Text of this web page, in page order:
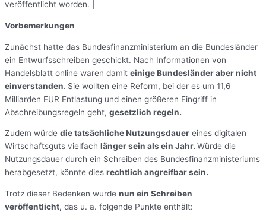
veröffentlicht worden. |
Vorbemerkungen
Zunächst hatte das Bundesfinanzministerium an die Bundesländer
ein Entwurfsschreiben geschickt. Nach Informationen von
Handelsblatt online waren damit einige Bundesländer aber nicht
einverstanden. Sie wollten eine Reform, bei der es um 11,6
Milliarden EUR Entlastung und einen größeren Eingriff in
Abschreibungsregeln geht, gesetzlich regeln.
Zudem würde die tatsächliche Nutzungsdauer eines digitalen
Wirtschaftsguts vielfach länger sein als ein Jahr. Würde die
Nutzungsdauer durch ein Schreiben des Bundesfinanzministeriums
herabgesetzt, könnte dies rechtlich angreifbar sein.
Trotz dieser Bedenken wurde nun ein Schreiben
veröffentlicht, das u. a. folgende Punkte enthält: